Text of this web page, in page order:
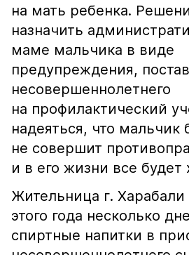
на мать ребенка.
назначить
маме мальчика в виде
предупреждения,
несовершеннолетнего
на профилактический
надеяться, что мальчик
не совершит
и в его жизни все будет
Жительница г. Харабали
этого года несколько
спиртные напитки в